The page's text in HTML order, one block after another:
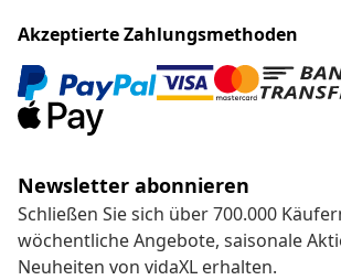
Akzeptierte Zahlungsmethoden
Newsletter abonnieren
Schließen Sie sich über 700.000
wöchentliche Angebote, saisonale
Neuheiten von vidaXL erhalten.